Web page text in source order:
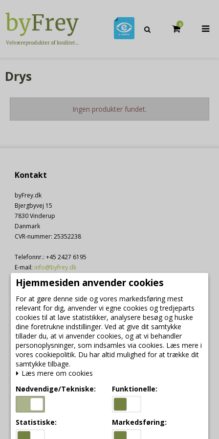
0
Drys
Ingen produkter fundet.
Kontakt
byFrey.dk
Bjergbyvej 15
7830 Vinderup
Danmark
CVR-nummer: 25352238
Telefonnr.: +45 2427 6195
E-mail: info@byfrey.dk
Sitemap
Mærker
2Have
A2 living lanterner
Aafod hævekurve
Accantus
Affari
Aquanova
Hjemmesiden anvender cookies
For at gøre denne side og vores markedsføring mest
relevant for dig, anvender vi egne cookies og tredjeparts
cookies til at lave statistikker, analysere besøg og huske
dine foretrukne indstillinger. Ved at give dit samtykke
tillader du, at vi anvender cookies, og at vi behandler
personoplysninger, som indsamles via cookies. Læs mere i
vores cookiepolitik. Du har altid mulighed for at trække dit
samtykke tilbage.
Læs mere om cookies
Nødvendige/Tekniske:
Funktionelle:
Statistiske: Markedsføring: